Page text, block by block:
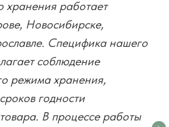
хранения работает
Новосибирске,
Специфика нашего
соблюдение
режима хранения,
годности
В процессе работы